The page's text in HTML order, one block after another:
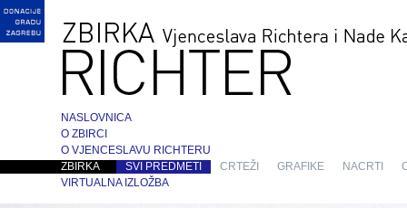
NASLOVNICA
O ZBIRCI
O VJENCESLAVU RICHTERU
ZBIRKA
SVI PREDMETI CRTEŽI GRAFIKE NACRTI
VIRTUALNA IZLOŽBA